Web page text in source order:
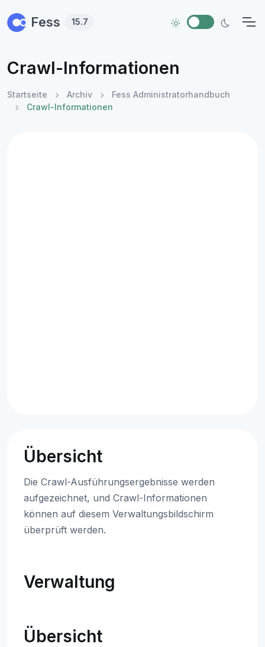
Fess 15.7
Crawl-Informationen
Startseite Archiv
Fess Administratorhandbuch
Crawl-Informationen
Übersicht
Die Crawl-Ausführungsergebnisse werden
aufgezeichnet, und Crawl-Informationen
können auf diesem Verwaltungsbildschirm
überprüft werden.
Verwaltung
Übersicht